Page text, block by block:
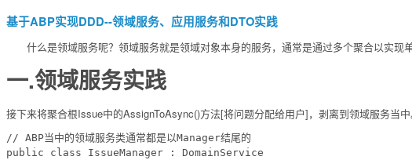
基于ABP实现DDD--领域服务、应用服务和DTO实践
什么是领域服务呢？领域服务就是领域对象本身的服务，通常是通过多个聚合以实现单
一.领域服务实践
接下来将聚合根Issue中的AssignToAsync()方法[将问题分配给用户]，剥离到领域服务当中
// ABP当中的领域服务类通常都是以Manager结尾的
public class IssueManager : DomainService